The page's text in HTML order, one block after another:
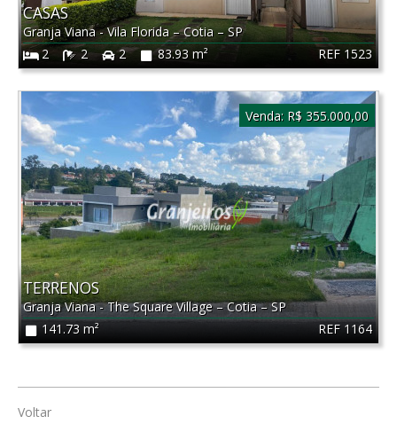
REF 1523
CASAS
Granja Viana - Vila Florida –Cotia–SP
2
2 2 83.93 m²
REF 1164
TERRENOS
Granja Viana - The Square Village–Cotia–SP
141.73 m²
Venda: R$ 355.000,00
Voltar